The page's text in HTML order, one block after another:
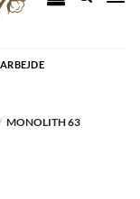
MONOLITH 63